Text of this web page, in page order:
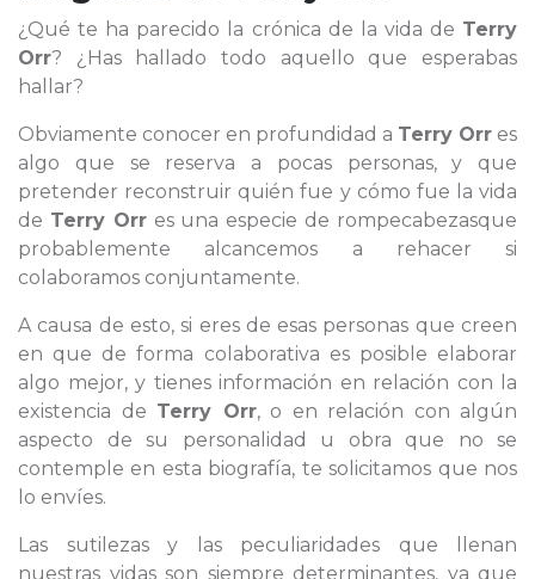
¿Qué te ha parecido la crónica de la vida de Terry
Orr? ¿Has hallado todo aquello que esperabas
hallar?
Obviamente conocer en profundidad a Terry Orr es
algo que se reserva a pocas personas, y que
pretender reconstruir quién fue y cómo fue la vida
de Terry Orres una especie de rompecabezasque
probablemente alcancemos a rehacer si
colaboramos conjuntamente.
A causa de esto, si eres de esas personas que creen
en que de forma colaborativa es posible elaborar
algo mejor, y tienes información en relación con la
existencia de Terry Orr, o en relación con algún
aspecto de su personalidad u obra que no se
contemple en esta biografía, te solicitamos que nos
lo envíes.
Las sutilezas y las peculiaridades que llenan
nuestras vidas son siempre determinantes, ya que